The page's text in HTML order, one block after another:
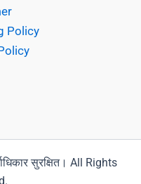
Policy
सुरक्षित। All Rights